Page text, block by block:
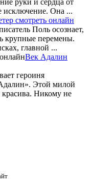
Она ...
смотреть онлайн
Поль осознает,
крупные перемены.
главной ...
Век Адалин
героиня
Этой милой
Никому не